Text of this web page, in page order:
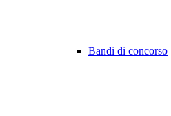
Bandi di concorso